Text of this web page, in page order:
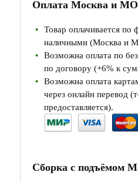
Оплата Москва и МО
Товар оплачивается по
наличными (Москва и
Возможна оплата по
по договору (+6% к
Возможна оплата
через онлайн перевод
предоставляется).
Сборка с подъёмом